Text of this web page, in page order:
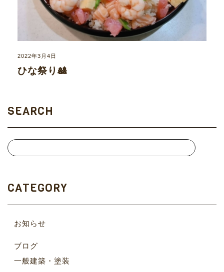
2022年3月4日
ひな祭り🎎
SEARCH
CATEGORY
お知らせ
ブログ
一般建築・塗装